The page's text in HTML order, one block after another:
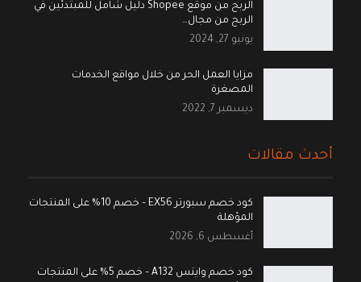
الربح من موقع Shopee دليل شامل للمبتدئين في
الربح من مجال…
يونيو 27, 2024
مزايا العمل الحر من خلال مواقع الخدمات
المصغرة
ديسمبر 7, 2022
أحدث مقالات
كود خصم سبورتر EX56 – خصم 10% على المنتجات
المؤهلة
أغسطس 6, 2026
كود خصم وايتس A132 – خصم 5% على المنتجات